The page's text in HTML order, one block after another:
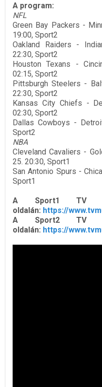
A program:
NFL
Green Bay Packers -
19:00, Sport2
Oakland Raiders -
22:30, Sport2
Houston Texans -
02:15, Sport2
Pittsburgh Steelers -
22:30, Sport2
Kansas City Chiefs -
02:30, Sport2
Dallas Cowboys -
Sport2
NBA
Cleveland Cavaliers -
25. 20:30, Sport1
San Antonio Spurs -
Sport1
A Sport1 TV
oldalán: https://
A Sport2 TV
oldalán: https://